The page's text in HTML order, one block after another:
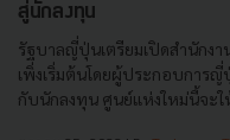
สู่นักลงทุน
รัฐบาลญี่ปุ่นเตรียมเปิดสำนักง
เพิ่งเริ่มต้นโดยผู้ประกอบการญี่
กับนักลงทุน ศูนย์แห่งใหม่นี้จะให้